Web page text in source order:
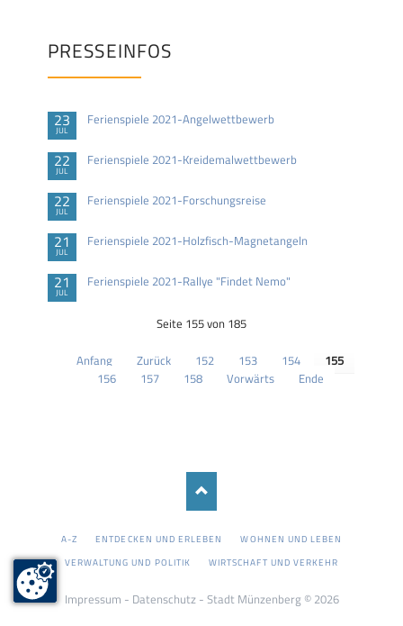
PRESSEINFOS
23
JUL
Ferienspiele 2021-Angelwettbewerb
22
JUL
Ferienspiele 2021-Kreidemalwettbewerb
22
JUL
Ferienspiele 2021-Forschungsreise
21
JUL
Ferienspiele 2021-Holzfisch-Magnetangeln
21
JUL
Ferienspiele 2021-Rallye "Findet Nemo"
Seite 155 von 185
Anfang Zurück 152 153 154
155
156
157 158 Vorwärts Ende
NAVIGATION
A-Z ENTDECKEN UND ERLEBEN
WOHNEN UND LEBEN
VERWALTUNG UND POLITIK
WIRTSCHAFT UND VERKEHR
Impressum - Datenschutz- Stadt Münzenberg © 2026